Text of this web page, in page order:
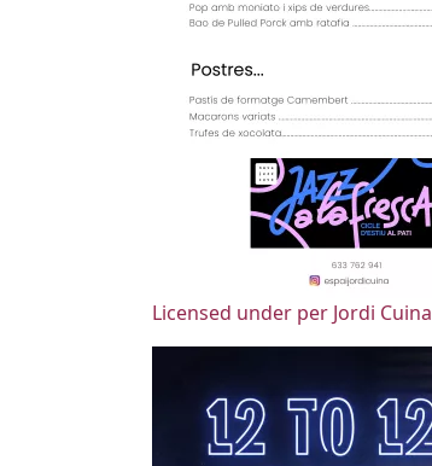
Licensed under per Jordi Cuina